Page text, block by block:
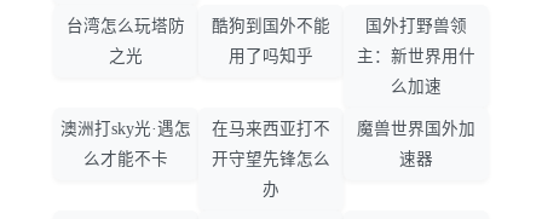
台湾怎么玩塔防
之光
酷狗到国外不能
用了吗知乎
国外打野兽领
主：新世界用什
么加速
澳洲打sky光·遇怎
么才能不卡
在马来西亚打不
开守望先锋怎么
办
魔兽世界国外加
速器